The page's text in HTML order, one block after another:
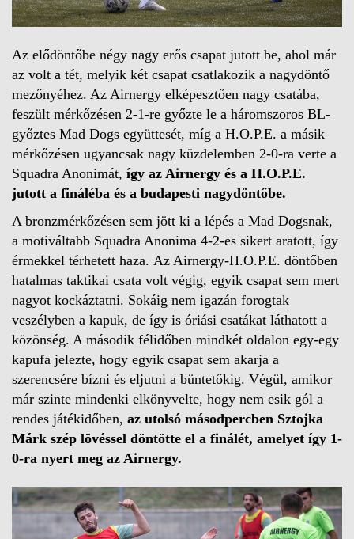
Az elődöntőbe négy nagy erős csapat jutott be, ahol már
az volt a tét, melyik két csapat csatlakozik a nagydöntő
mezőnyéhez. Az Airnergy elképesztően nagy csatába,
feszült mérkőzésen 2-1-re győzte le a háromszoros BL-
győztes Mad Dogs együttesét, míg a H.O.P.E. a másik
mérkőzésen ugyancsak nagy küzdelemben 2-0-ra verte a
Squadra Anonimát, így az Airnergy és a H.O.P.E.
jutott a fináléba és a budapesti nagydöntőbe.
A bronzmérkőzésen sem jött ki a lépés a Mad Dogsnak,
a motiváltabb Squadra Anonima 4-2-es sikert aratott, így
érmekkel térhetett haza. Az Airnergy-H.O.P.E. döntőben
hatalmas taktikai csata volt végig, egyik csapat sem mert
nagyot kockáztatni. Sokáig nem igazán forogtak
veszélyben a kapuk, de így is óriási csatákat láthatott a
közönség. A második félidőben mindkét oldalon egy-egy
kapufa jelezte, hogy egyik csapat sem akarja a
szerencsére bízni és eljutni a büntetőkig. Végül, amikor
már szinte mindenki elkönyvelte, hogy nem esik gól a
rendes játékidőben, az utolsó másodpercben Sztojka
Márk szép lövéssel döntötte el a finálét, amelyet így 1-
0-ra nyert meg az Airnergy.